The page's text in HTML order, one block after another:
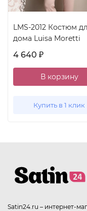
LMS-2012 Костюм
дома Luisa Moretti
4 640 ₽
В корзину
Купить в 1 клик
Satin24.ru – интернет-